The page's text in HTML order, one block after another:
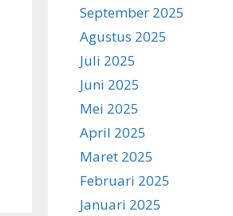
September 2025
Agustus 2025
Juli 2025
Juni 2025
Mei 2025
April 2025
Maret 2025
Februari 2025
Januari 2025